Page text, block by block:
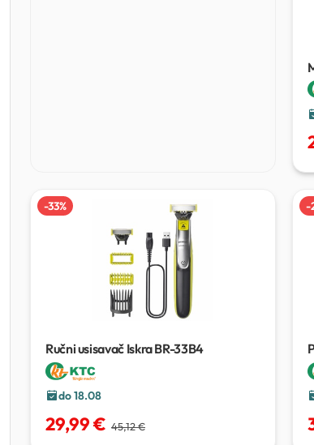
-33%
Ručni usisavač Iskra BR-33B4
do 18.08
29,99 € 45,12 €
-